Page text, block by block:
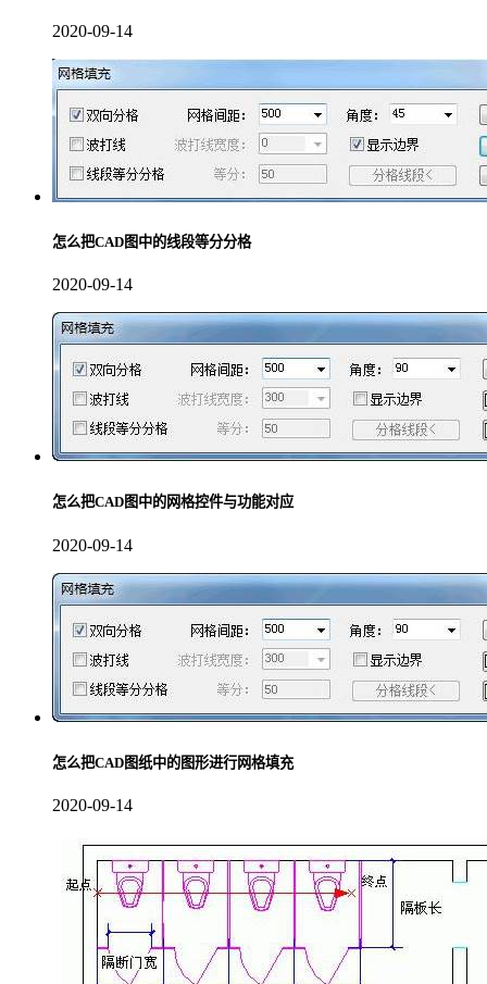
2020-09-14
怎么把CAD图中的线段等分分格
2020-09-14
怎么把CAD图中的网格控件与功能对应
2020-09-14
怎么把CAD图纸中的图形进行网格填充
2020-09-14